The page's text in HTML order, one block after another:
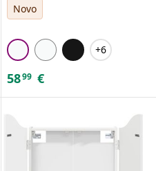
Novo
+6
5899 €